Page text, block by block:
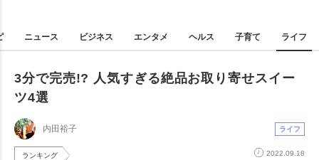
ニュース ビジネス エンタメ ヘルス 子育て ライフ
3分で完売!? 人気すぎる絶品お取り寄せスイー
ツ4選
内田裕子 ライフ
ランキング 2022.09.18